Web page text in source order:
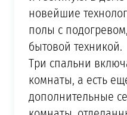
новейшие
полы с
бытовой техникой.
Три спальни
комнаты, а есть
дополнительные